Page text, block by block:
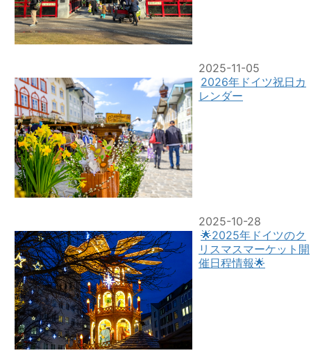
2025-11-05
2026年ドイツ祝日カ
レンダー
2025-10-28
🌟2025年ドイツのク
リスマスマーケット開
催日程情報🌟